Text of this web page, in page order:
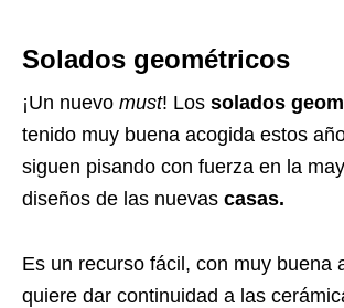
Solados geométricos
¡Un nuevo must! Los solados
tenido muy buena acogida estos
siguen pisando con fuerza en la
diseños de las nuevas casas.
Es un recurso fácil, con muy buena
quiere dar continuidad a las